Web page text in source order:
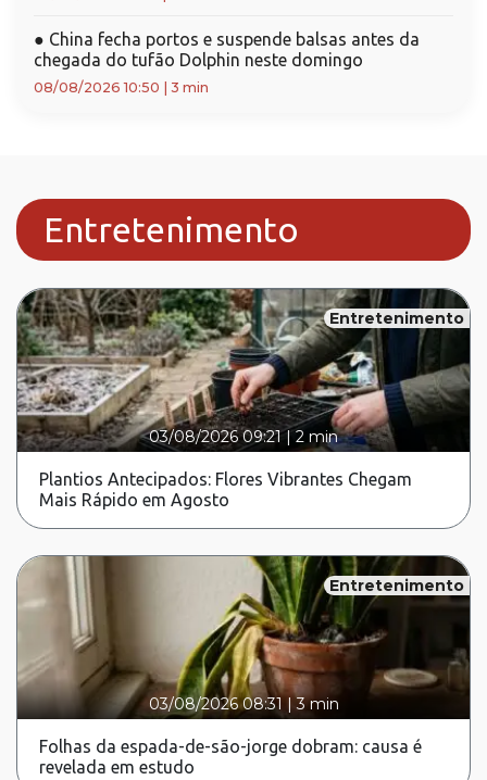
● China fecha portos e suspende balsas antes da
chegada do tufão Dolphin neste domingo
08/08/2026 10:50 3 min
Entretenimento
Entretenimento
03/08/2026 09:21|2 min
Plantios Antecipados: Flores Vibrantes Chegam
Mais Rápido em Agosto
Entretenimento
03/08/2026 08:31 |3 min
Folhas da espada-de-são-jorge dobram: causa é
revelada em estudo